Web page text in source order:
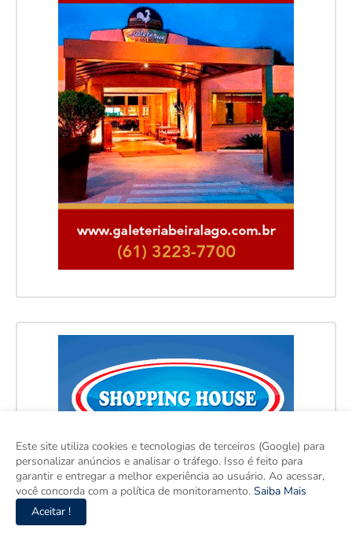
Este site utiliza cookies e tecnologias de terceiros (Google) para
personalizar anúncios e analisar o tráfego. Isso é feito para
garantir e entregar a melhor experiência ao usuário. Ao acessar,
você concorda com a política de monitoramento. Saiba Mais
Aceitar !